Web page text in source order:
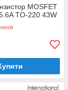
MOSFET
TO-220 43W